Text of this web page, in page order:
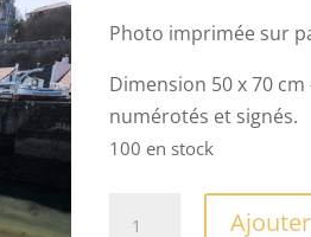
Photo imprimée sur
Dimension 50 x 70
numérotés et signés.
100 en stock